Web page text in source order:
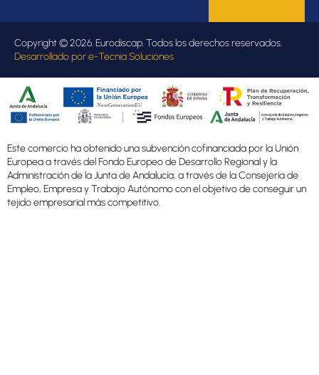
Copyright © 2026. Eurodiscap. Todos los derechos reservados.
Desarrollado pore-Tecnia Soluciones
Este comercio ha obtenido una subvención cofinanciada por la Unión
Europea a través del Fondo Europeo de Desarrollo Regional y la
Administración de la Junta de Andalucía, a través de la Consejería de
Empleo, Empresa y Trabajo Autónomo con el objetivo de conseguir un
tejido empresarial más competitivo.